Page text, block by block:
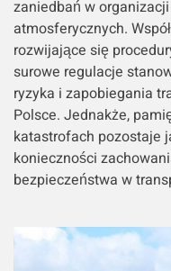
zaniedbań w
atmosferycznych.
rozwijające się
surowe regulacje
ryzyka i zapobiegania
Polsce. Jednakże,
katastrofach pozostaje
konieczności
bezpieczeństwa w